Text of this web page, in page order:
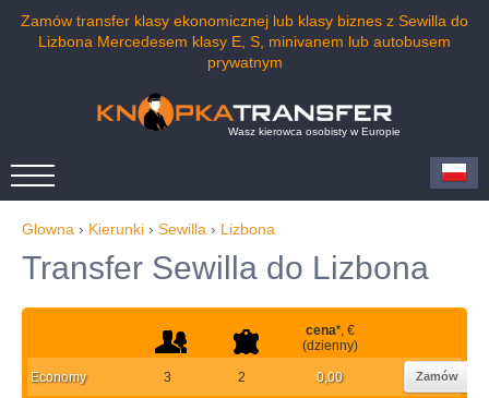
Zamów transfer klasy ekonomicznej lub klasy biznes z Sewilla do
Lizbona Mercedesem klasy E, S, minivanem lub autobusem
prywatnym
Wasz kierowca osobisty w Europie
Glowna › Kierunki › Sewilla › Lizbona
Transfer Sewilla do Lizbona
cena*, €
(dzienny)
Economy 3 2 0,00 Zamów